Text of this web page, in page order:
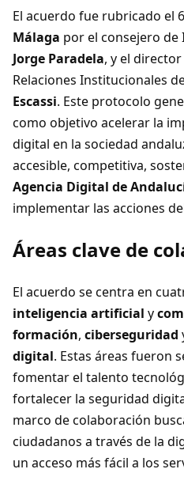
El acuerdo fue rubricado el
Málaga por el consejero de
Jorge Paradela, y el
Relaciones Institucionales
Escassi. Este protocolo
como objetivo acelerar la
digital en la sociedad
accesible, competitiva,
Agencia Digital de
implementar las acciones
Áreas clave de
El acuerdo se centra en
inteligencia artificial y
formación, ciberseguridad
digital. Estas áreas fueron
fomentar el talento
fortalecer la seguridad
marco de colaboración
ciudadanos a través de la
un acceso más fácil a los